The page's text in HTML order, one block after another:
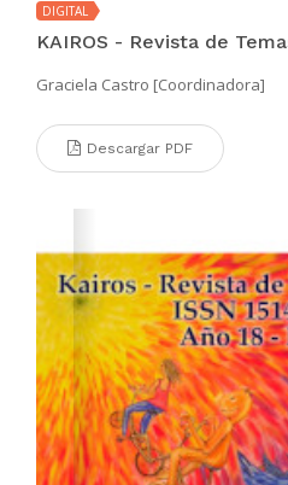
DIGITAL
Graciela Castro [Coordinadora]
Descargar PDF